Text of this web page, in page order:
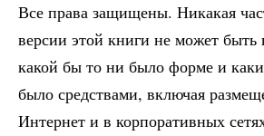
Все права защищены. Никакая
версии этой книги не может быть
какой бы то ни было форме и
было средствами, включая
Интернет и в корпоративных